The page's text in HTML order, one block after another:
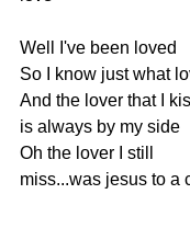
Well I've been loved
So
know just what
And the lover that
is always by my side
Oh the lover
still
miss...was jesus to a